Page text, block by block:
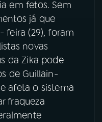
em fetos. Sem
já que
feira (29), foram
novas
da Zika pode
de Guillain-
afeta o sistema
fraqueza